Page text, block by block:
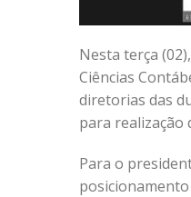
Nesta terça
Ciências
diretorias das
para realização
Para o
posicionamento